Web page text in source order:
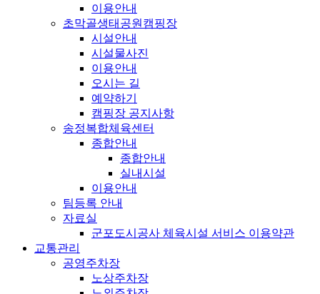
이용안내
초막골생태공원캠핑장
시설안내
시설물사진
이용안내
오시는 길
예약하기
캠핑장 공지사항
송정복합체육센터
종합안내
종합안내
실내시설
이용안내
팀등록 안내
자료실
군포도시공사 체육시설 서비스 이용약관
교통관리
공영주차장
노상주차장